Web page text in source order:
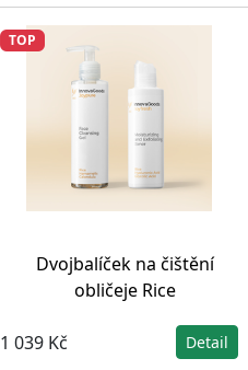
TOP
Dvojbalíček na čištění
obličeje Rice
1 039 Kč Detail